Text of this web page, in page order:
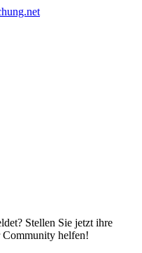
Stellen Sie jetzt ihre
Community helfen!